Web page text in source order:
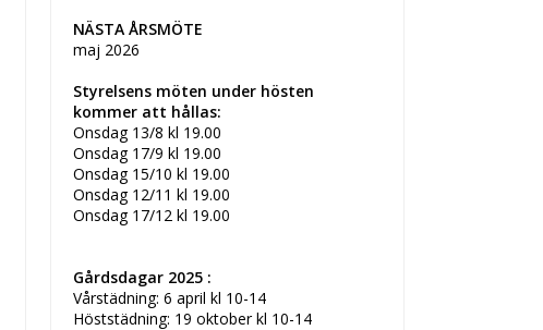
NÄSTA ÅRSMÖTE
maj 2026
Styrelsens möten under hösten
kommer att hållas:
Onsdag 13/8 kl 19.00
Onsdag 17/9 kl 19.00
Onsdag 15/10 kl 19.00
Onsdag 12/11 kl 19.00
Onsdag 17/12 kl 19.00
Gårdsdagar 2025 :
Vårstädning: 6 april kl 10-14
Höststädning: 19 oktober kl 10-14